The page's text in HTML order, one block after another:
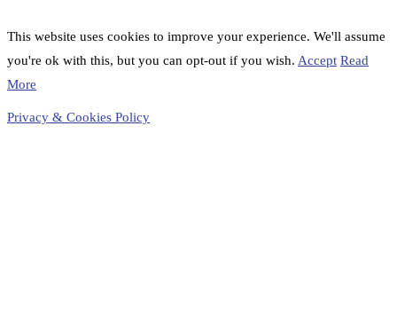
This website uses cookies to improve your experience. We'll assume
you're ok with this, but you can opt-out if you wish. Accept Read
More
Privacy & Cookies Policy